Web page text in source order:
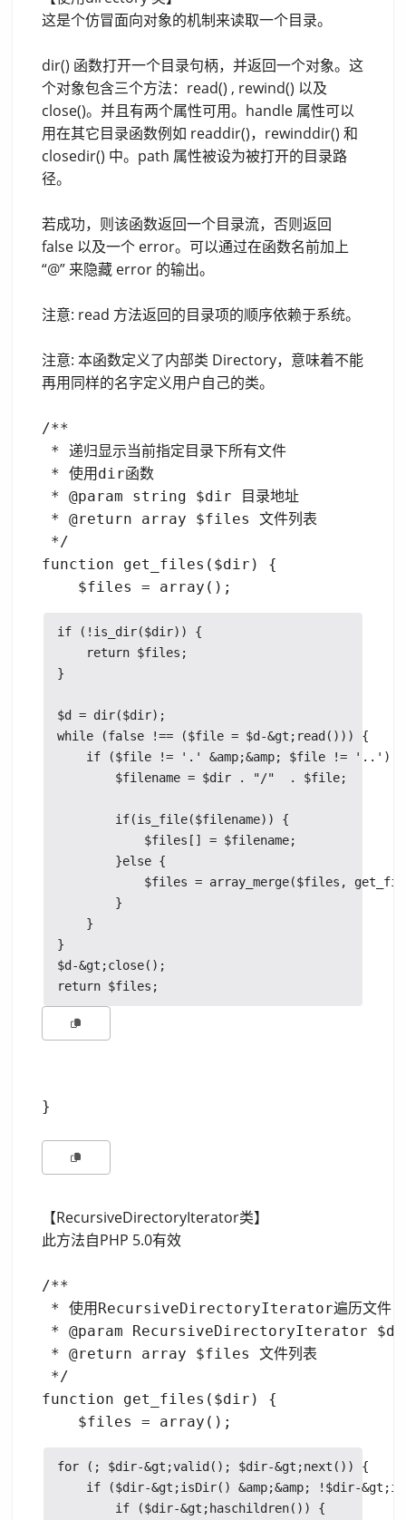
这是个仿冒面向对象的机制来读取一个目录。
dir() 函数打开一个目录句柄，并返回一个对象。这
个对象包含三个方法：read() , rewind() 以及
close()。并且有两个属性可用。handle 属性可以
用在其它目录函数例如 readdir()，rewinddir() 和
closedir() 中。path 属性被设为被打开的目录路
径。
若成功，则该函数返回一个目录流，否则返回
false 以及一个 error。可以通过在函数名前加上
“@” 来隐藏 error 的输出。
注意: read 方法返回的目录项的顺序依赖于系统。
注意: 本函数定义了内部类 Directory，意味着不能
再用同样的名字定义用户自己的类。
/**
* 递归显示当前指定目录下所有文件
* 使用dir函数
* @param string $dir 目录地址
* @return array $files 文件列表
*/
function get_files($dir) {
if (!is_dir($dir)) {
    return $files;
}
$d = dir($dir);
while (false !== ($file = $d-&gt;read())) {
    if ($file != '.' &amp;&amp; $file != '..') {
        $filename = $dir . "/"  . $file;
        if(is_file($filename)) {
            $files[] = $filename;
        }else {
$files = array_merge($files,
        }
    }
}
$d-&gt;close();
【RecursiveDirectoryIterator类】
此方法自PHP 5.0有效
/**
* 使用RecursiveDirectoryIterator遍历文件，
* @param RecursiveDirectoryIterator
* @return array $files 文件列表
*/
function get_files($dir) {
for (; $dir-&gt;valid(); $dir-&gt;next()) {
if ($dir-&gt;isDir() &amp;&amp; !$dir-
        if ($dir-&gt;haschildren()) {